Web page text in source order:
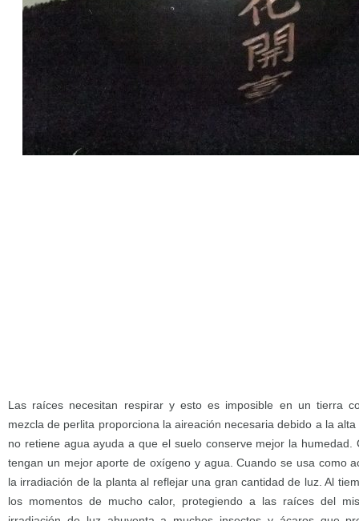
Las raíces necesitan respirar y esto es imposible en un tierra
mezcla de perlita proporciona la aireación necesaria debido a la
no retiene agua ayuda a que el suelo conserve mejor la
tengan un mejor aporte de oxígeno y agua. Cuando se usa como
la irradiación de la planta al reflejar una gran cantidad de luz. Al
los momentos de mucho calor, protegiendo a las raíces del